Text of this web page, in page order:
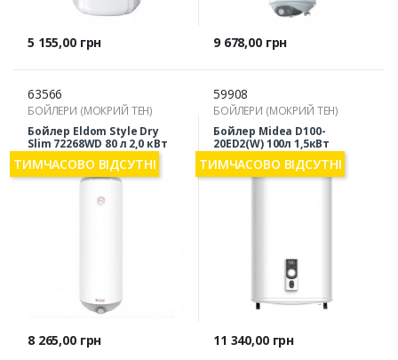
Ціна
5 155,00 грн Ціна
9 678,00 грн
63566
БОЙЛЕРИ (МОКРИЙ ТЕН)
Бойлер Eldom Style Dry
Slim 72268WD 80 л 2,0 кВт
(1+1)
Ціна
8 265,00 грн
ТИМЧАСОВО ВІДСУТНІ
59908
БОЙЛЕРИ (МОКРИЙ ТЕН)
Бойлер Midea D100-
20ED2(W) 100л 1,5кВт
Ціна
11 340,00 грн
ТИМЧАСОВО ВІДСУТНІ